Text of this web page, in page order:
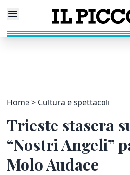
Home Cultura e spettacoli
Trieste stasera
“Nostri Angeli”
Molo Audace